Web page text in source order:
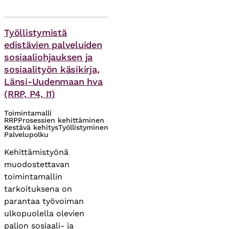
Työllistymistä
edistävien palveluiden
sosiaaliohjauksen ja
sosiaalityön käsikirja​,
Länsi-Uudenmaan hva
(RRP, P4, I1)
Toimintamalli
RRPProsessien kehittäminen
Kestävä kehitysTyöllistyminen
Palvelupolku
Kehittämistyönä
muodostettavan
toimintamallin
tarkoituksena on
parantaa työvoiman
ulkopuolella olevien
paljon sosiaali- ja